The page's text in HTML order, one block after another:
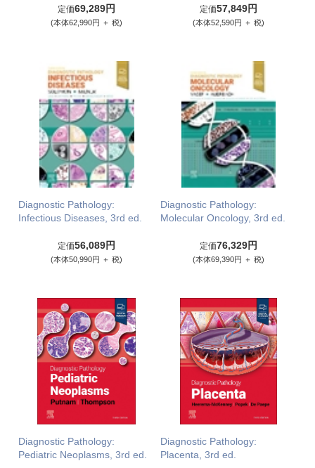
定価69,289円
(本体62,990円 ＋ 税)
定価57,849円
(本体52,590円 ＋ 税)
Diagnostic Pathology:
Infectious Diseases, 3rd ed.
定価56,089円
(本体50,990円 ＋ 税)
Diagnostic Pathology:
Molecular Oncology, 3rd ed.
定価76,329円
(本体69,390円 ＋ 税)
Diagnostic Pathology:
Pediatric Neoplasms, 3rd ed.
Diagnostic Pathology:
Placenta, 3rd ed.